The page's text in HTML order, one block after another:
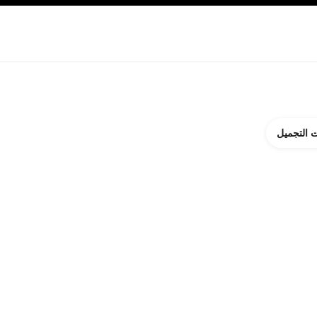
التجميل